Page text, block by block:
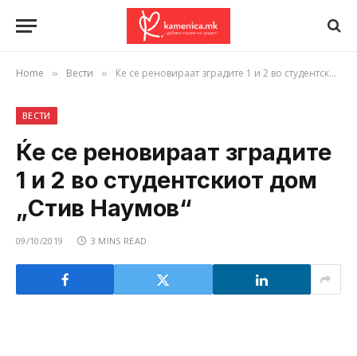
Home » Вести » Ќе се реновираат зградите 1 и 2 во студентскиот дом „Стив Наумов“
ВЕСТИ
Ќе се реновираат зградите
1 и 2 во студентскиот дом
„Стив Наумов“
09/10/2019 3 MINS READ